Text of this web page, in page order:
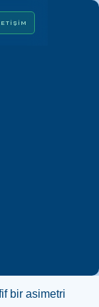
bir asimetri